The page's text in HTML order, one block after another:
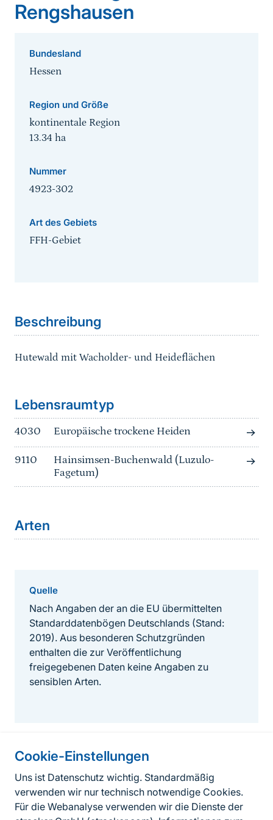
Cookie-Einstellungen
Uns ist Datenschutz wichtig. Standardmäßig
verwenden wir nur technisch notwendige Cookies.
Für die Webanalyse verwenden wir die Dienste der
Rengshausen
Bundesland
Hessen
Region und Größe
kontinentale Region
13.34 ha
Nummer
4923-302
Art des Gebiets
FFH-Gebiet
Beschreibung
Hutewald mit Wacholder- und Heideflächen
Lebensraumtyp
4030 Europäische trockene Heiden
9110
Hainsimsen-Buchenwald (Luzulo-
Fagetum)
Arten
Quelle
Nach Angaben der an die EU übermittelten
Standarddatenbögen Deutschlands (Stand:
2019). Aus besonderen Schutzgründen
enthalten die zur Veröffentlichung
freigegebenen Daten keine Angaben zu
sensiblen Arten.
Informationen zur Seite
FußzeileKontakt zum BfN